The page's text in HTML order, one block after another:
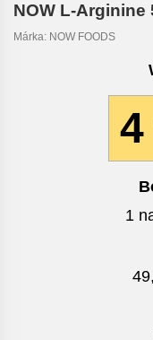
NOW L-Arginine
Márka: NOW FOODS
1